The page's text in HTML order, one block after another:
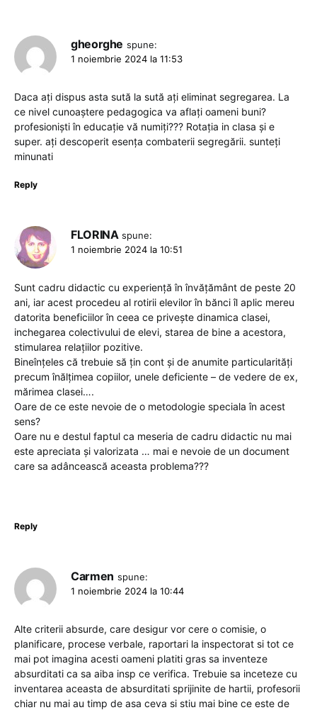
gheorghe spune:
1 noiembrie 2024 la 11:53
Daca ați dispus asta sută la sută ați eliminat segregarea. La
ce nivel cunoaștere pedagogica va aflați oameni buni?
profesioniști în educație vă numiți??? Rotația in clasa și e
super. ați descoperit esența combaterii segregării. sunteți
minunati
Reply
FLORINA spune:
1 noiembrie 2024 la 10:51
Sunt cadru didactic cu experiență în învățământ de peste 20
ani, iar acest procedeu al rotirii elevilor în bănci îl aplic mereu
datorita beneficiilor în ceea ce privește dinamica clasei,
inchegarea colectivului de elevi, starea de bine a acestora,
stimularea relațiilor pozitive.
Bineînțeles că trebuie să țin cont și de anumite particularități
precum înălțimea copiilor, unele deficiente – de vedere de ex,
mărimea clasei….
Oare de ce este nevoie de o metodologie speciala în acest
sens?
Oare nu e destul faptul ca meseria de cadru didactic nu mai
este apreciata și valorizata … mai e nevoie de un document
care sa adâncească aceasta problema???
Reply
Carmen spune:
1 noiembrie 2024 la 10:44
Alte criterii absurde, care desigur vor cere o comisie, o
planificare, procese verbale, raportari la inspectorat si tot ce
mai pot imagina acesti oameni platiti gras sa inventeze
absurditati ca sa aiba insp ce verifica. Trebuie sa inceteze cu
inventarea aceasta de absurditati sprijinite de hartii, profesorii
chiar nu mai au timp de asa ceva si stiu mai bine ce este de